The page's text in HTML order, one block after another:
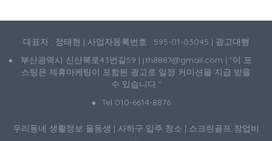
대표자 : 정태현 | 사업자등록번호 : 595-01-03045 | 광고대행
부산광역시 신산북로43번길59 | jth8887@gmail.com | "이 포
스팅은 제휴마케팅이 포함된 광고로 일정 커미션을 지급 받을
수 있습니다."
Tel 010-6614-8876
우리동네 생활정보 울동생 | 사하구 입주 청소 | 스크린골프 창업비